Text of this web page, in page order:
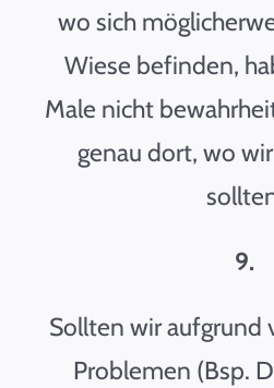
wo sich
Wiese befinden,
Male nicht
genau dort, wo
9.
Sollten wir aufgrund
Problemen (Bsp.